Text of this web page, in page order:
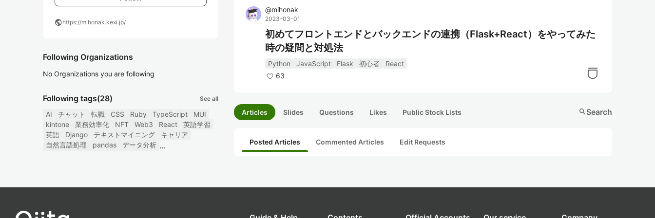
publichttps://mihonak.kexi.jp/
Following Organizations
No Organizations you are following
Following tags(28) See all
AI チャット 転職 CSS Ruby TypeScript
MUI
kintone
業務効率化 NFT Web3 React
英語学習
英語
Django テキストマイニング
キャリア
自然言語処理
pandas データ分析
@mihonak
2023-03-01
初めてフロントエンドとバックエンドの連携（Flask+React）をやってみた
時の疑問と対処法
Python JavaScript Flask 初心者
React
63
Articles Slides Questions Likes Public Stock Lists searchSearch
Posted Articles Commented Articles Edit Requests